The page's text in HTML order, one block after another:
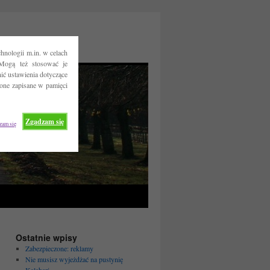
m.in. w celach
też stosować je
ustawienia dotyczące
zapisane w pamięci
Zgadzam się
się
Ostatnie wpisy
Zabezpieczone: reklamy
Nie musisz wyjeżdżać na pustynię